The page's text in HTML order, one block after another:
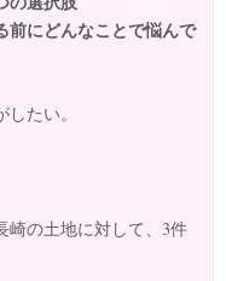
前にどんなことで悩んで
たい。
崎の土地に対して、3件